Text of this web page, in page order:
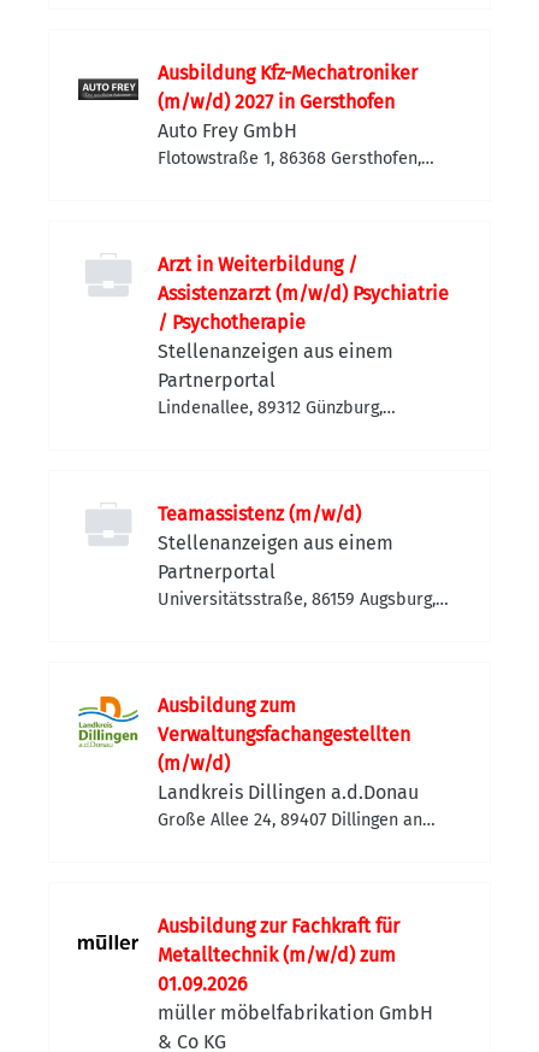
Ausbildung Kfz-Mechatroniker
(m/w/d) 2027 in Gersthofen
Auto Frey GmbH
Flotowstraße 1, 86368 Gersthofen,
Arzt in Weiterbildung /
Assistenzarzt (m/w/d) Psychiatrie
/ Psychotherapie
Stellenanzeigen aus einem
Partnerportal
Lindenallee, 89312 Günzburg,
Teamassistenz (m/w/d)
Stellenanzeigen aus einem
Partnerportal
Universitätsstraße, 86159 Augsburg,
Ausbildung zum
Verwaltungsfachangestellten
(m/w/d)
Landkreis Dillingen a.d.Donau
Große Allee 24, 89407 Dillingen an
Ausbildung zur Fachkraft für
Metalltechnik (m/w/d) zum
01.09.2026
müller möbelfabrikation GmbH
& Co KG